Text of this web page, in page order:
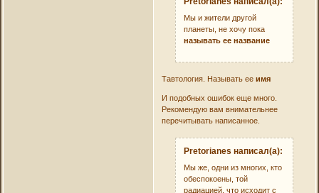
Мы и жители другой
планеты, не хочу пока
называть ее название
Тавтология. Называть ее имя
И подобных ошибок еще много.
Рекомендую вам внимательнее
перечитывать написанное.
Pretorianes написал(а):
Мы же, одни из многих, кто
обеспокоены, той
радиацией, что исходит с